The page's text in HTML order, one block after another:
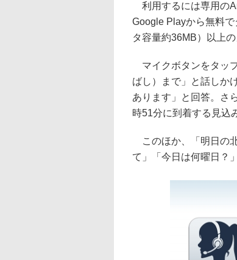
利用するには専用の
Google Playから無料
タ容量約36MB）以上
マイクボタンをタッ
ばし）まで」と話しか
あります」と回答。さ
時51分に到着する見込
このほか、「明日の
て」「今日は何曜日？